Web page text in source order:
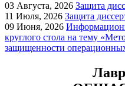
03 Августа, 2026 Защита
11 Июля, 2026 Защита
09 Июня, 2026
круглого стола на тему
защищенности